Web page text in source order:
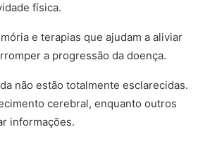
física.
e terapias que ajudam a aliviar
a progressão da doença.
não estão totalmente esclarecidas.
cerebral, enquanto outros
informações.